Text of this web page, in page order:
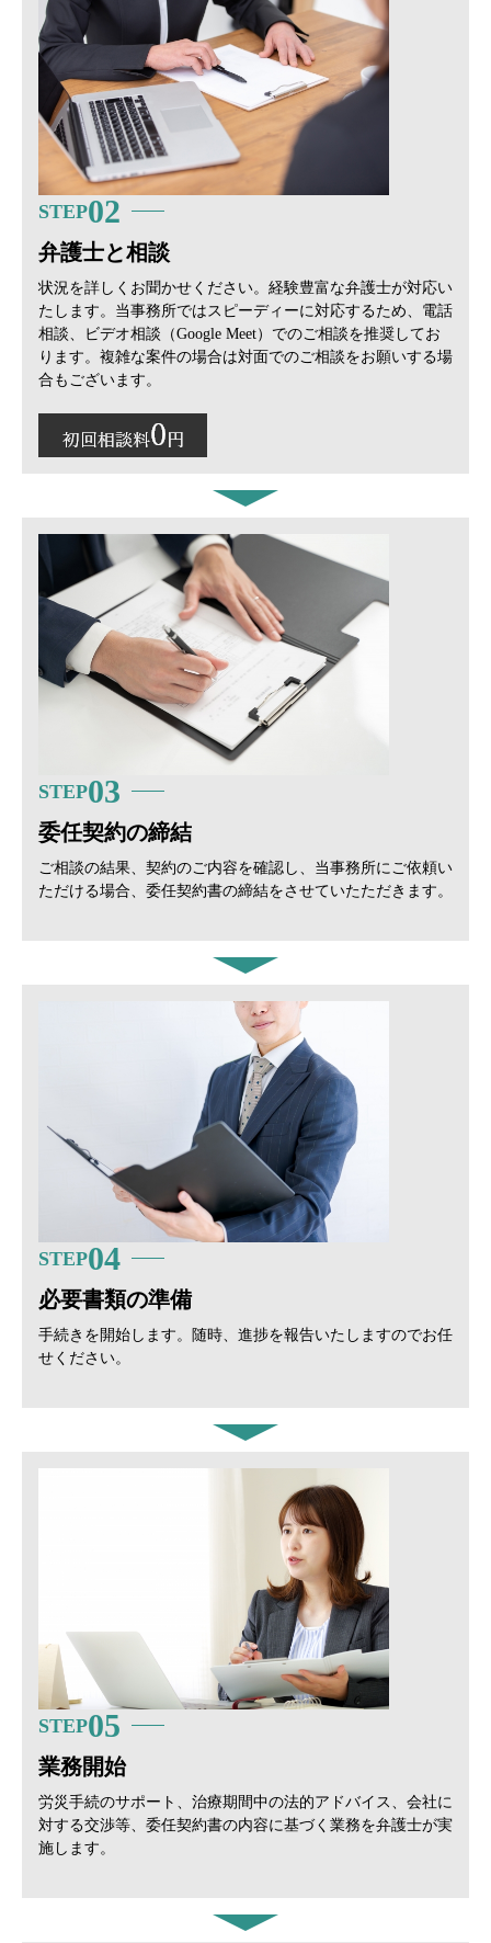
STEP02
弁護士と相談
状況を詳しくお聞かせください。経験豊富な弁護士が対応い
たします。当事務所ではスピーディーに対応するため、電話
相談、ビデオ相談（Google Meet）でのご相談を推奨してお
ります。複雑な案件の場合は対面でのご相談をお願いする場
合もございます。
STEP03
委任契約の締結
ご相談の結果、契約のご内容を確認し、当事務所にご依頼い
ただける場合、委任契約書の締結をさせていたただきます。
STEP04
必要書類の準備
手続きを開始します。随時、進捗を報告いたしますのでお任
せください。
STEP05
業務開始
労災手続のサポート、治療期間中の法的アドバイス、会社に
対する交渉等、委任契約書の内容に基づく業務を弁護士が実
施します。